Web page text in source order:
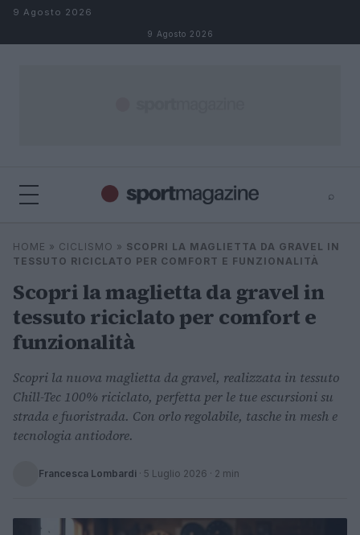
Salta al contenuto
9 Agosto 2026
9 Agosto 2026
⌕
Cerca
⌕ ×
HOME » CICLISMO » SCOPRI LA MAGLIETTA DA GRAVEL IN
TESSUTO RICICLATO PER COMFORT E FUNZIONALITÀ
Scopri la maglietta da gravel in
tessuto riciclato per comfort e
funzionalità
Scopri la nuova maglietta da gravel, realizzata in tessuto
Chill-Tec 100% riciclato, perfetta per le tue escursioni su
strada e fuoristrada. Con orlo regolabile, tasche in mesh e
tecnologia antiodore.
Francesca Lombardi · 5 Luglio 2026 · 2 min